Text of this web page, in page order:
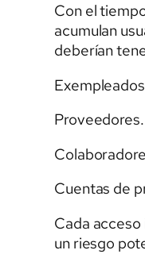
Con el
acumulan
deberían
Proveedores.
Cuentas de
Cada
un riesgo